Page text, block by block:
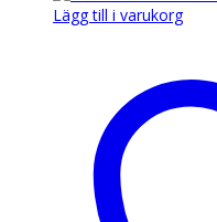
Lägg till i varukorg